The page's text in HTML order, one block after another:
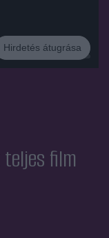
Hirdetés átugrása
teljes film